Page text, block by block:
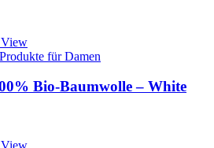
für Damen
Bio-Baumwolle – White